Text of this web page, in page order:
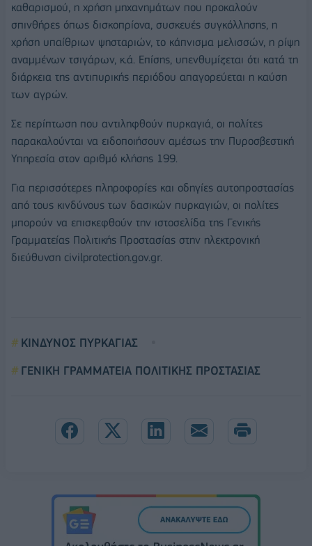
καθαρισμού, η χρήση μηχανημάτων που προκαλούν
σπινθήρες όπως δισκοπρίονα, συσκευές συγκόλλησης, η
χρήση υπαίθριων ψησταριών, το κάπνισμα μελισσών, η ρίψη
αναμμένων τσιγάρων, κ.ά. Επίσης, υπενθυμίζεται ότι κατά τη
διάρκεια της αντιπυρικής περιόδου απαγορεύεται η καύση
των αγρών.
Σε περίπτωση που αντιληφθούν πυρκαγιά, οι πολίτες
παρακαλούνται να ειδοποιήσουν αμέσως την Πυροσβεστική
Υπηρεσία στον αριθμό κλήσης 199.
Για περισσότερες πληροφορίες και οδηγίες αυτοπροστασίας
από τους κινδύνους των δασικών πυρκαγιών, οι πολίτες
μπορούν να επισκεφθούν την ιστοσελίδα της Γενικής
Γραμματείας Πολιτικής Προστασίας στην ηλεκτρονική
διεύθυνση civilprotection.gov.gr.
ΚΙΝΔΥΝΟΣ ΠΥΡΚΑΓΙΑΣ
ΓΕΝΙΚΗ ΓΡΑΜΜΑΤΕΙΑ ΠΟΛΙΤΙΚΗΣ ΠΡΟΣΤΑΣΙΑΣ